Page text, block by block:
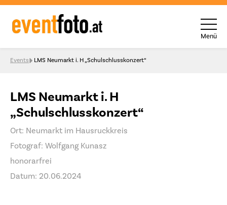
Skip to content
Menü
Events LMS Neumarkt i. H „Schulschlusskonzert“
LMS Neumarkt i. H
„Schulschlusskonzert“
Ort: Neumarkt im Hausruckkreis
Fotograf: Wolfgang Kunasz
honorarfrei
Datum: 20.06.2024